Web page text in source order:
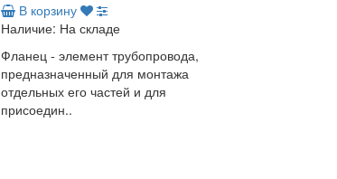
В корзину
Наличие: На складе
Фланец - элемент трубопровода,
предназначенный для монтажа
отдельных его частей и для
присоедин..